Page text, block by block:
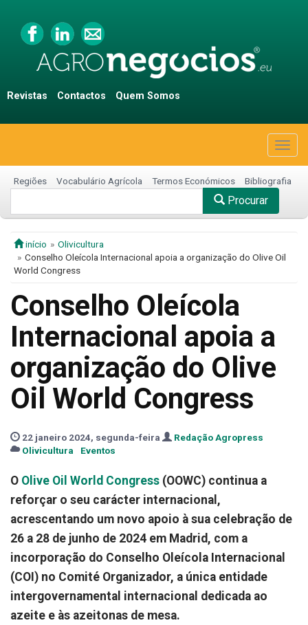
Revistas Contactos Quem Somos
Regiões Vocabulário Agrícola Termos Económicos Bibliografia
Procurar
início
Olivicultura
Conselho Oleícola Internacional apoia a organização do Olive Oil
World Congress
Conselho Oleícola
Internacional apoia a
organização do Olive
Oil World Congress
22 janeiro 2024, segunda-feira
Redação Agropress
Olivicultura
Eventos
O Olive Oil World Congress (OOWC) continua a
reforçar o seu carácter internacional,
acrescentando um novo apoio à sua celebração de
26 a 28 de junho de 2024 em Madrid, com a
incorporação do Conselho Oleícola Internacional
(COI) no Comité Organizador, a única entidade
intergovernamental internacional dedicada ao
azeite e às azeitonas de mesa.